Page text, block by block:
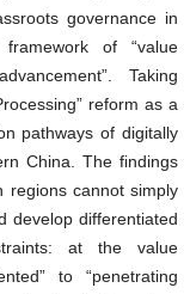
governance in
of “value
Taking
reform as a
pathways of digitally
China. The findings
regions cannot simply
develop differentiated
at the value
to “penetrating